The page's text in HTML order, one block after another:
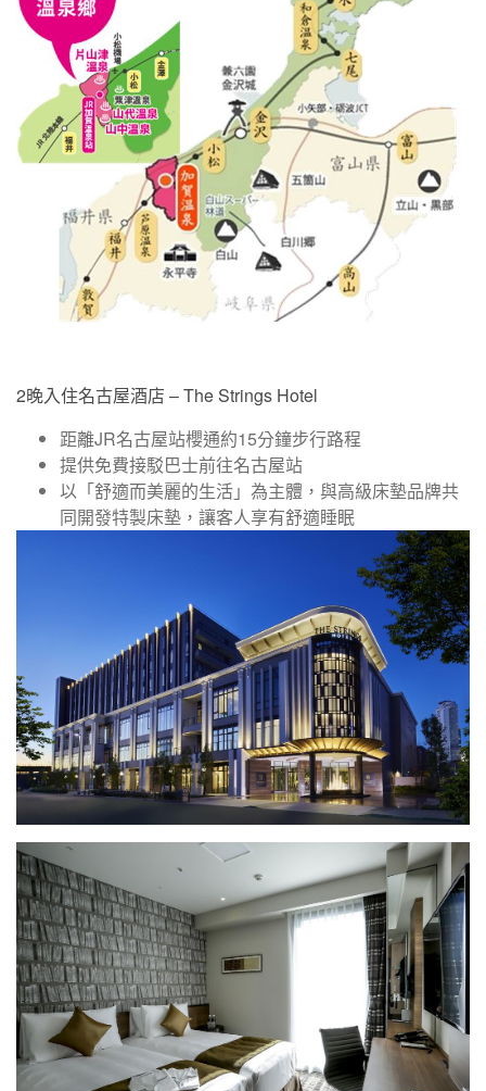
2晚入住名古屋酒店 – The Strings Hotel
距離JR名古屋站櫻通約15分鐘步行路程
提供免費接駁巴士前往名古屋站
以「舒適而美麗的生活」為主體，與高級床墊品牌共
同開發特製床墊，讓客人享有舒適睡眠